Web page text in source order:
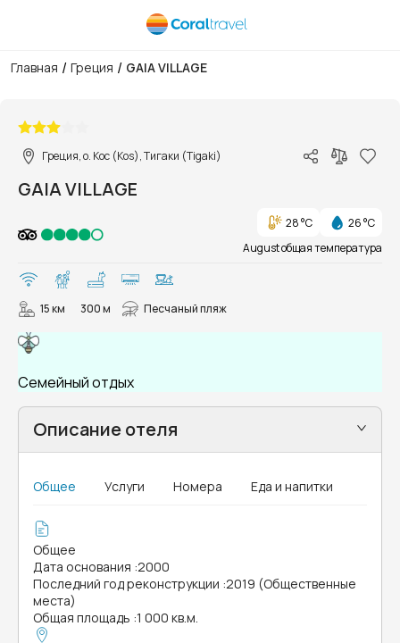
Главная / Греция / GAIA VILLAGE
Греция, о. Кос (Kos), Тигаки (Tigaki)
GAIA VILLAGE
28 °C
26 °C
August общая температура
15 км 300 м Песчаный пляж
Семейный отдых
Описание отеля
Общее Услуги Номера Еда и напитки
Общее
Дата основания :2000
Последний год реконструкции :2019 (Общественные
места)
Общая площадь :1 000 кв.м.